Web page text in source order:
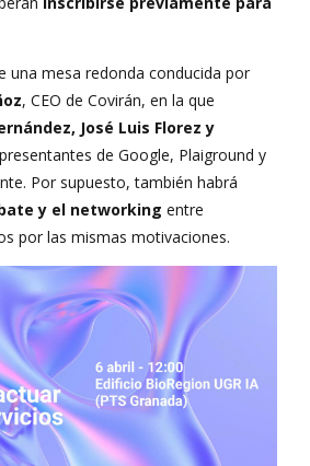
una mesa redonda conducida por
, CEO de Covirán, en la que
José Luis Florez y
de Google, Plaiground y
Por supuesto, también habrá
y el networking entre
por las mismas motivaciones.